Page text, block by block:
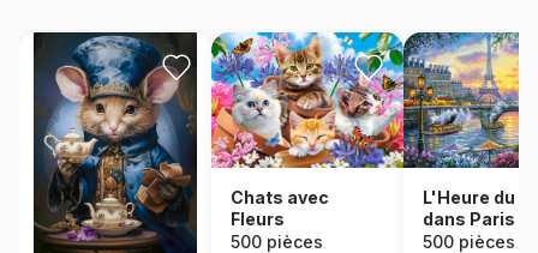
Chats avec
Fleurs
500 pièces
L'Heure du
dans Paris
500 pièces